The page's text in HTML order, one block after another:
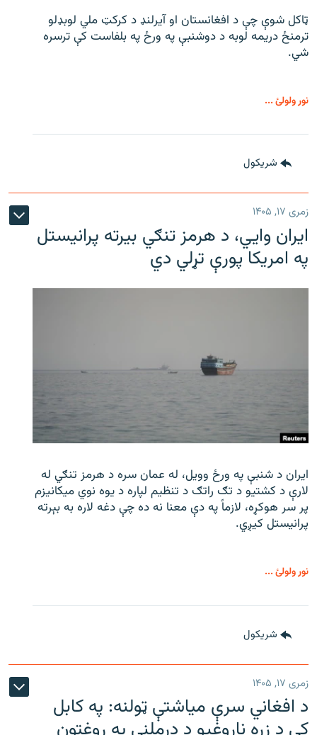
ټاکل شوې چې د افغانستان او آیرلنډ د کرکټ ملي لوبډلو
ترمنځ دریمه لوبه د دوشنبې په ورځ په بلفاست کې ترسره
شي.
نور ولولئ ...
شريکول
زمری ۱۷, ۱۴۰۵
ایران وایي، د هرمز تنګي بیرته پرانیستل
په امریکا پورې تړلي دي
ایران د شنبې په ورځ وویل، له عمان سره د هرمز تنګي له
لارې د کشتیو د تګ راتګ د تنظیم لپاره د یوه نوي میکانیزم
پر سر هوکړه، لازماً په دې معنا نه ده چې دغه لاره به بېرته
پرانیستل کیږي.
نور ولولئ ...
شريکول
زمری ۱۷, ۱۴۰۵
د افغاني سرې میاشتې ټولنه: په کابل